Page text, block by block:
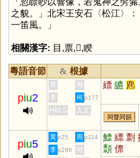
之貌。」北宋王安石〈松江〉
一笛風。」
相關漢字: 目 ,票,𥉻,睽
粵語音節 & 根據
piu2
黃 周 縹 皫 麃
李 何 p177
HKLS 人文
同聲同韻
piu5
黃 p25 周 p114 鰾 縹 剽
顠 僄
李 p296
何